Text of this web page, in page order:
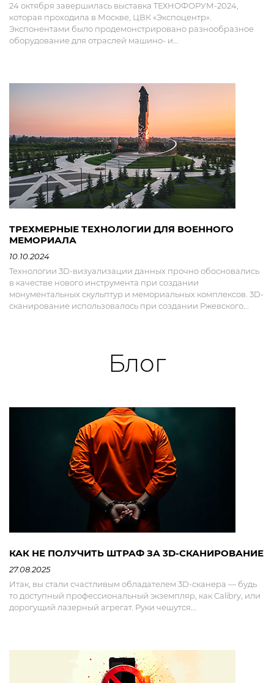
24 октября завершилась выставка ТЕХНОФОРУМ-2024,
которая проходила в Москве, ЦВК «Экспоцентр».
Экспонентами было продемонстрировано разнообразное
оборудование для отраслей машино- и...
ТРЕХМЕРНЫЕ ТЕХНОЛОГИИ ДЛЯ ВОЕННОГО
МЕМОРИАЛА
10.10.2024
Технологии 3D-визуализации данных прочно обосновались
в качестве нового инструмента при создании
монументальных скульптур и мемориальных комплексов. 3D-
сканирование использовалось при создании Ржевского...
Блог
КАК НЕ ПОЛУЧИТЬ ШТРАФ ЗА 3D-СКАНИРОВАНИЕ
27.08.2025
Итак, вы стали счастливым обладателем 3D-сканера — будь
то доступный профессиональный экземпляр, как Calibry, или
дорогущий лазерный агрегат. Руки чешутся...